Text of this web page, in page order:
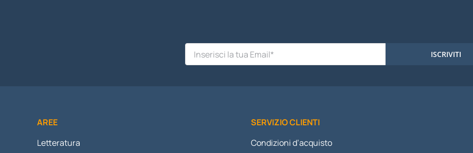
ISCRIVITI
AREE
Letteratura
SERVIZIO CLIENTI
Condizioni d’acquisto